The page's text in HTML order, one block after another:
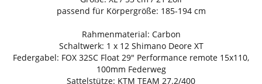
passend für Körpergröße: 185-194 cm
Rahmenmaterial: Carbon
Schaltwerk: 1 x 12 Shimano Deore XT
Federgabel: FOX 32SC Float 29" Performance remote 15x110,
100mm Federweg
Sattelstütze: KTM TEAM 27.2/400